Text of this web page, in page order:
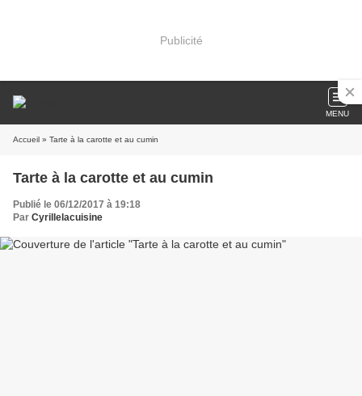
Publicité
MENU
Accueil » Tarte à la carotte et au cumin
Tarte à la carotte et au cumin
Publié le 06/12/2017 à 19:18
Par Cyrillelacuisine